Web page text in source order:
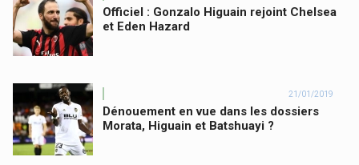
Officiel : Gonzalo Higuain rejoint Chelsea
et Eden Hazard
21/01/2019
Dénouement en vue dans les dossiers
Morata, Higuain et Batshuayi ?